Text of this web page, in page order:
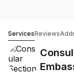
ServicesReviews